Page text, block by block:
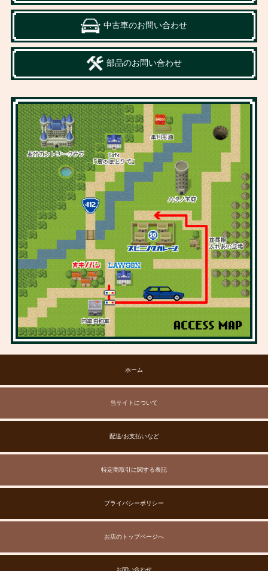
中古車のお問い合わせ
部品のお問い合わせ
ホーム
当サイトについて
配送/お支払いなど
特定商取引に関する表記
プライバシーポリシー
お店のトップページへ